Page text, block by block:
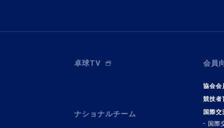
卓球TV
ナショナルチーム
会員
協会会
競技者
国際交
国際